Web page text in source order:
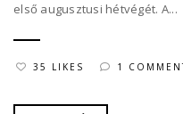
első augusztusi hétvégét. A...
35 LIKES 1